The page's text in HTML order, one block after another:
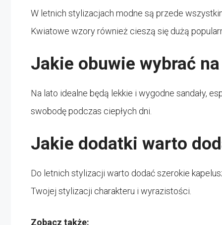
W letnich stylizacjach modne są przede
Kwiatowe wzory również cieszą się dużą
Jakie obuwie wybrać
Na lato idealne będą lekkie i wygodne sandały,
swobodę podczas ciepłych dni.
Jakie dodatki warto
Do letnich stylizacji warto dodać szerokie
Twojej stylizacji charakteru i wyrazistości.
Zobacz także: